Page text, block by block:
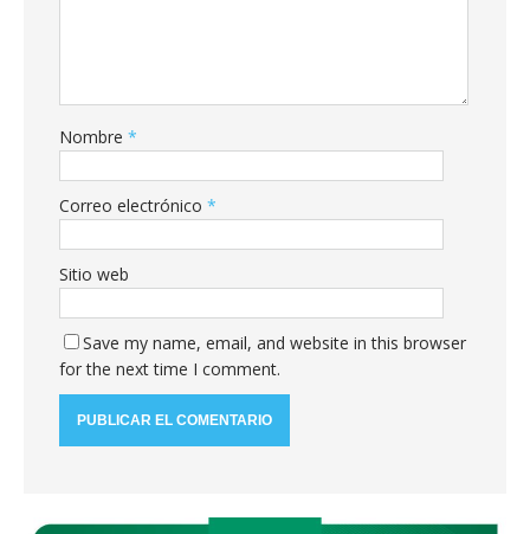
Nombre *
Correo electrónico *
Sitio web
Save my name, email, and website in this browser
for the next time I comment.